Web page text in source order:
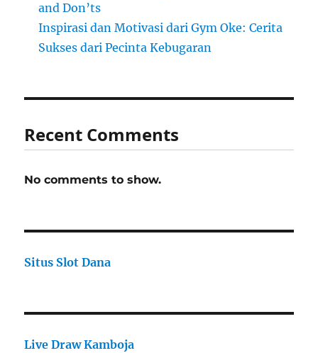
and Don’ts
Inspirasi dan Motivasi dari Gym Oke: Cerita
Sukses dari Pecinta Kebugaran
Recent Comments
No comments to show.
Situs Slot Dana
Live Draw Kamboja